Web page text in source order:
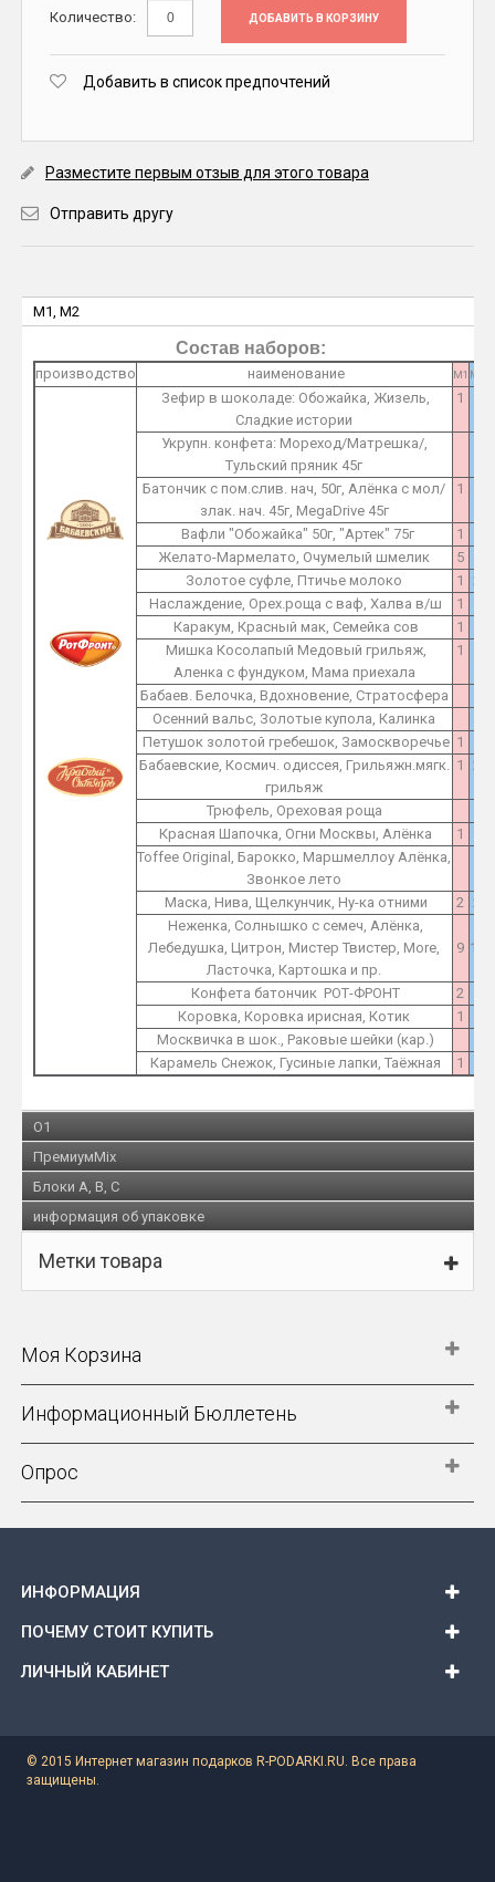
Количество: ДОБАВИТЬ В КОРЗИНУ
Добавить в список предпочтений
Разместите первым отзыв для этого товара
Отправить другу
M1, M2
Состав наборов:
производство наименование M1 M2
Зефир в шоколаде: Обожайка, Жизель,
Сладкие истории
1
Укрупн. конфета: Мореход/Матрешка/,
Тульский пряник 45г
Батончик с пом.слив. нач, 50г, Алёнка с мол/
злак. нач. 45г, MegaDrive 45г
1
Вафли "Обожайка" 50г, "Артек" 75г 1
Желато-Мармелато, Очумелый шмелик
5
Золотое суфле, Птичье молоко
1
2
Наслаждение, Орех.роща с ваф, Халва в/ш
1
Каракум, Красный мак, Семейка сов
1
Мишка Косолапый Медовый грильяж,
Аленка с фундуком, Мама приехала
1
Бабаев. Белочка, Вдохновение, Стратосфера
Осенний вальс, Золотые купола, Калинка
Петушок золотой гребешок, Замоскворечье 1
Бабаевские, Космич. одиссея, Грильяжн.мягк.
грильяж
1 2
Трюфель, Ореховая роща
Красная Шапочка, Огни Москвы, Алёнка
1
Toffee Original, Барокко, Маршмеллоу Алёнка,
Звонкое лето
Маска, Нива, Щелкунчик, Ну-ка отними 2 2
Неженка, Солнышко с семеч, Алёнка,
Лебедушка, Цитрон, Мистер Твистер, More,
Ласточка, Картошка и пр.
9 12
Конфета батончик РОТ-ФРОНТ 2
Коровка, Коровка ирисная, Котик
1
Москвичка в шок., Раковые шейки (кар.)
Карамель Снежок, Гусиные лапки, Таёжная
1
O1
ПремиумMix
Блоки A, B, C
информация об упаковке
Метки товара
Моя Корзина
Информационный Бюллетень
Опрос
ИНФОРМАЦИЯ
ПОЧЕМУ СТОИТ КУПИТЬ
ЛИЧНЫЙ КАБИНЕТ
© 2015 Интернет магазин подарков R-PODARKI.RU. Все права
защищены.